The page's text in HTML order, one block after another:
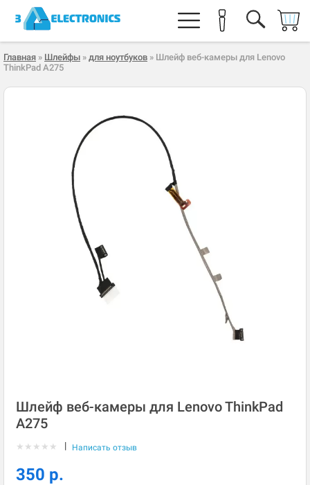
Главная » Шлейфы » для ноутбуков » Шлейф веб-камеры для Lenovo
ThinkPad A275
Шлейф веб-камеры для Lenovo ThinkPad
A275
★ ★ ★ ★ ★ | Написать отзыв
350 р.